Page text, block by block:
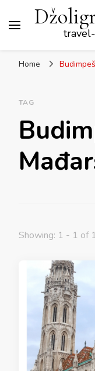
Home
TAG
Showing: 1 - 1 of